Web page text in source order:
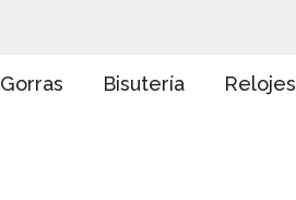
Gorras Bisutería Relojes
g
e